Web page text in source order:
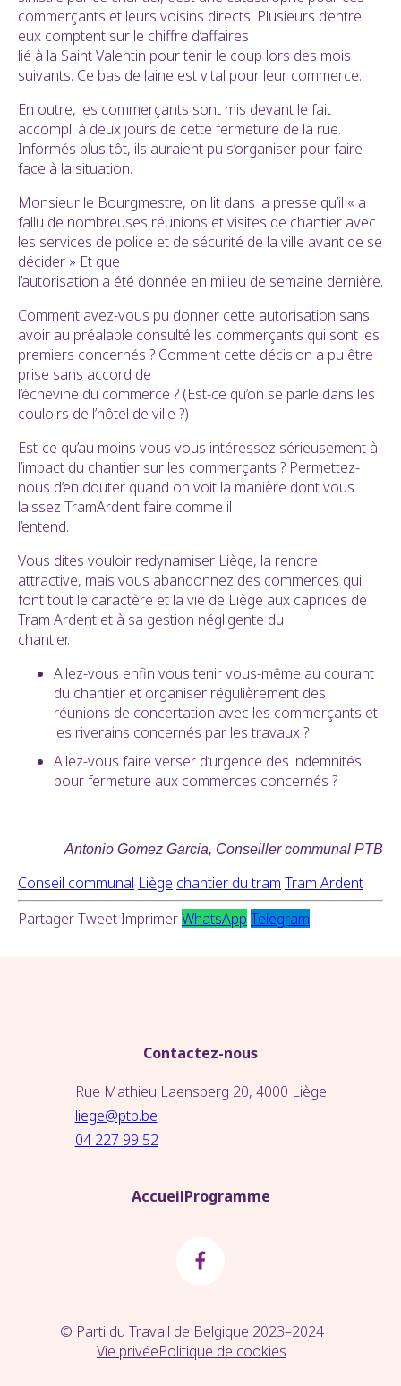
commerçants et leurs voisins directs. Plusieurs d’entre
eux comptent sur le chiffre d’affaires
lié à la Saint Valentin pour tenir le coup lors des mois
suivants. Ce bas de laine est vital pour leur commerce.
En outre, les commerçants sont mis devant le fait
accompli à deux jours de cette fermeture de la rue.
Informés plus tôt, ils auraient pu s’organiser pour faire
face à la situation.
Monsieur le Bourgmestre, on lit dans la presse qu’il « a
fallu de nombreuses réunions et visites de chantier avec
les services de police et de sécurité de la ville avant de se
décider. » Et que
l’autorisation a été donnée en milieu de semaine dernière.
Comment avez-vous pu donner cette autorisation sans
avoir au préalable consulté les commerçants qui sont les
premiers concernés ? Comment cette décision a pu être
prise sans accord de
l’échevine du commerce ? (Est-ce qu’on se parle dans les
couloirs de l’hôtel de ville ?)
Est-ce qu’au moins vous vous intéressez sérieusement à
l’impact du chantier sur les commerçants ? Permettez-
nous d’en douter quand on voit la manière dont vous
laissez TramArdent faire comme il
l’entend.
Vous dites vouloir redynamiser Liège, la rendre
attractive, mais vous abandonnez des commerces qui
font tout le caractère et la vie de Liège aux caprices de
Tram Ardent et à sa gestion négligente du
chantier.
Allez-vous enfin vous tenir vous-même au courant
du chantier et organiser régulièrement des
réunions de concertation avec les commerçants et
les riverains concernés par les travaux ?
Allez-vous faire verser d’urgence des indemnités
pour fermeture aux commerces concernés ?
Antonio Gomez Garcia, Conseiller communal PTB
Conseil communal Liège chantier du tram Tram Ardent
PartagerTweetImprimerWhatsApp Telegram
Contactez-nous
Rue Mathieu Laensberg 20, 4000 Liège
liege@ptb.be
04 227 99 52
AccueilProgramme
© Parti du Travail de Belgique 2023–2024
Vie privéePolitique de cookies